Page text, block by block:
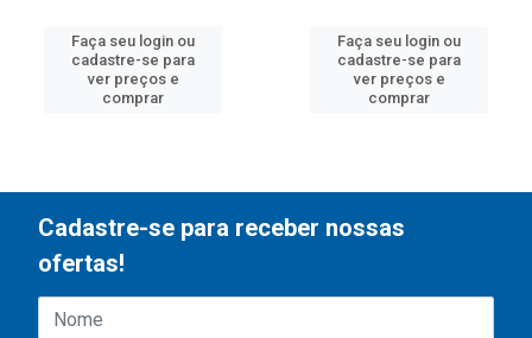
Faça seu login ou
cadastre-se para
ver preços e
comprar
Faça seu login ou
cadastre-se para
ver preços e
comprar
Cadastre-se para receber nossas
ofertas!